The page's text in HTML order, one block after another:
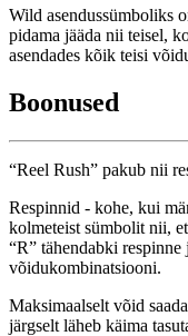
Wild asendussümboliks
pidama jääda nii teisel,
asendades kõik teisi
Boonused
“Reel Rush” pakub nii
Respinnid - kohe, kui
kolmeteist sümbolit nii,
“R” tähendabki respinne
võidukombinatsiooni.
Maksimaalselt võid
järgselt läheb käima